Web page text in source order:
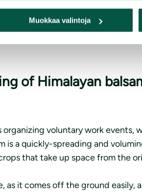
Muokkaa valintoja
of Himalayan
voluntary work events,
is a quickly-spreading and
that take up space from the
as it comes off the ground